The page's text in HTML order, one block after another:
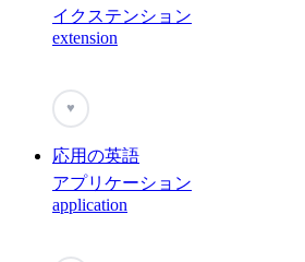
イクステンション
extension
♥
応用の英語
アプリケーション
application